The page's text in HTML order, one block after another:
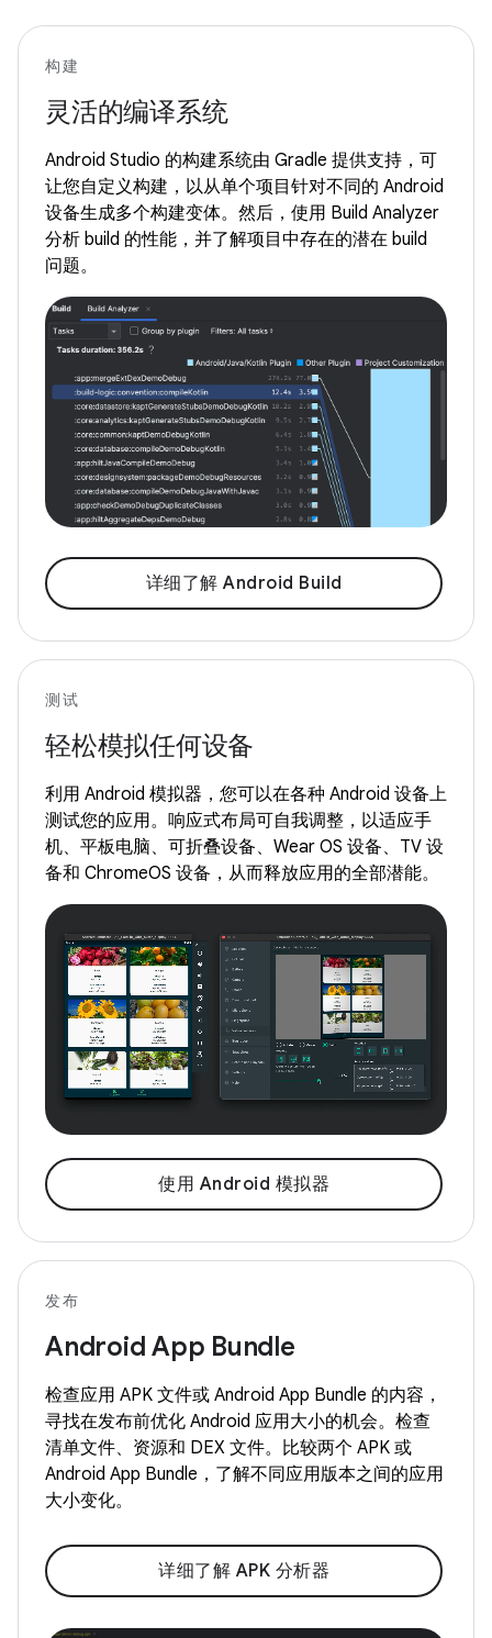
构建
灵活的编译系统
Android Studio 的构建系统由 Gradle 提供支持，可
让您自定义构建，以从单个项目针对不同的 Android
设备生成多个构建变体。然后，使用 Build Analyzer
分析 build 的性能，并了解项目中存在的潜在 build
问题。
详细了解 Android Build
测试
轻松模拟任何设备
利用 Android 模拟器，您可以在各种 Android 设备上
测试您的应用。响应式布局可自我调整，以适应手
机、平板电脑、可折叠设备、Wear OS 设备、TV 设
备和 ChromeOS 设备，从而释放应用的全部潜能。
使用 Android 模拟器
发布
Android App Bundle
检查应用 APK 文件或 Android App Bundle 的内容，
寻找在发布前优化 Android 应用大小的机会。检查
清单文件、资源和 DEX 文件。比较两个 APK 或
Android App Bundle，了解不同应用版本之间的应用
大小变化。
详细了解 APK 分析器